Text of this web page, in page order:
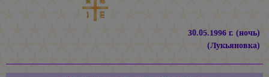
30.05.1996 г. (ночь)
(Лукьяновка)